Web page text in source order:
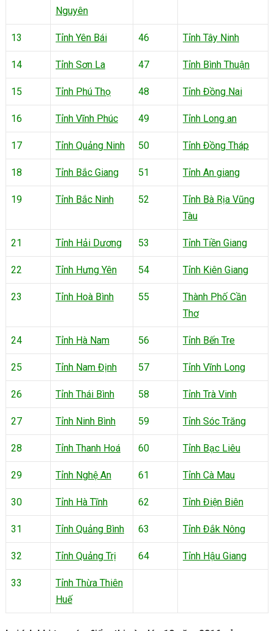
Nguyên
13 Tỉnh Yên Bái 46 Tỉnh Tây Ninh
14 Tỉnh Sơn La 47 Tỉnh Bình Thuận
15 Tỉnh Phú Thọ 48 Tỉnh Đồng Nai
16 Tỉnh Vĩnh Phúc 49 Tỉnh Long an
17 Tỉnh Quảng Ninh 50 Tỉnh Đồng Tháp
18 Tỉnh Bắc Giang 51 Tỉnh An giang
19 Tỉnh Bắc Ninh 52
Tỉnh Bà Rịa Vũng
Tàu
21 Tỉnh Hải Dương 53 Tỉnh Tiền Giang
22 Tỉnh Hưng Yên 54 Tỉnh Kiên Giang
23 Tỉnh Hoà Bình 55
Thành Phố Cần
Thơ
24 Tỉnh Hà Nam 56 Tỉnh Bến Tre
25 Tỉnh Nam Định 57 Tỉnh Vĩnh Long
26 Tỉnh Thái Bình 58 Tỉnh Trà Vinh
27 Tỉnh Ninh Bình 59 Tỉnh Sóc Trăng
28 Tỉnh Thanh Hoá 60 Tỉnh Bạc Liêu
29 Tỉnh Nghệ An 61 Tỉnh Cà Mau
30 Tỉnh Hà Tĩnh 62 Tỉnh Điện Biên
31 Tỉnh Quảng Bình 63 Tỉnh Đắk Nông
32 Tỉnh Quảng Trị 64 Tỉnh Hậu Giang
33
Tỉnh Thừa Thiên
Huế